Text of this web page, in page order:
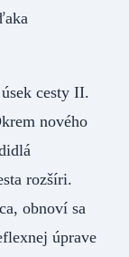
cesty II.
nového
rozšíri.
obnoví sa
úprave